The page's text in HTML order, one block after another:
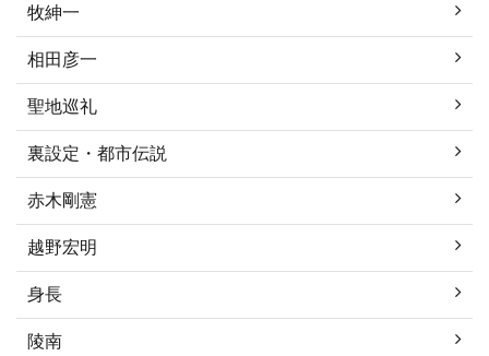
牧紳一
相田彦一
聖地巡礼
裏設定・都市伝説
赤木剛憲
越野宏明
身長
陵南